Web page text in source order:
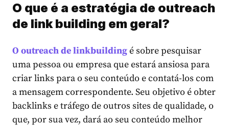
O que é a estratégia de outreach
de link building em geral?
O outreach de linkbuildingé sobre pesquisar
uma pessoa ou empresa que estará ansiosa para
criar links para o seu conteúdo e contatá-los com
a mensagem correspondente. Seu objetivo é obter
backlinks e tráfego de outros sites de qualidade, o
que, por sua vez, dará ao seu conteúdo melhor